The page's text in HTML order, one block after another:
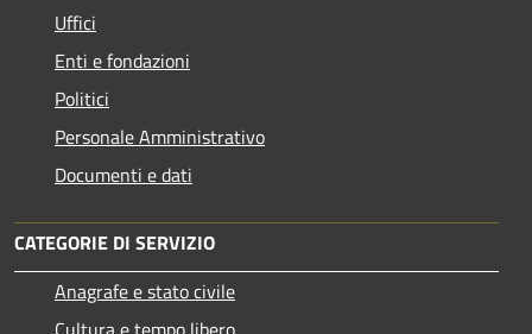
Uffici
Enti e fondazioni
Politici
Personale Amministrativo
Documenti e dati
CATEGORIE DI SERVIZIO
Anagrafe e stato civile